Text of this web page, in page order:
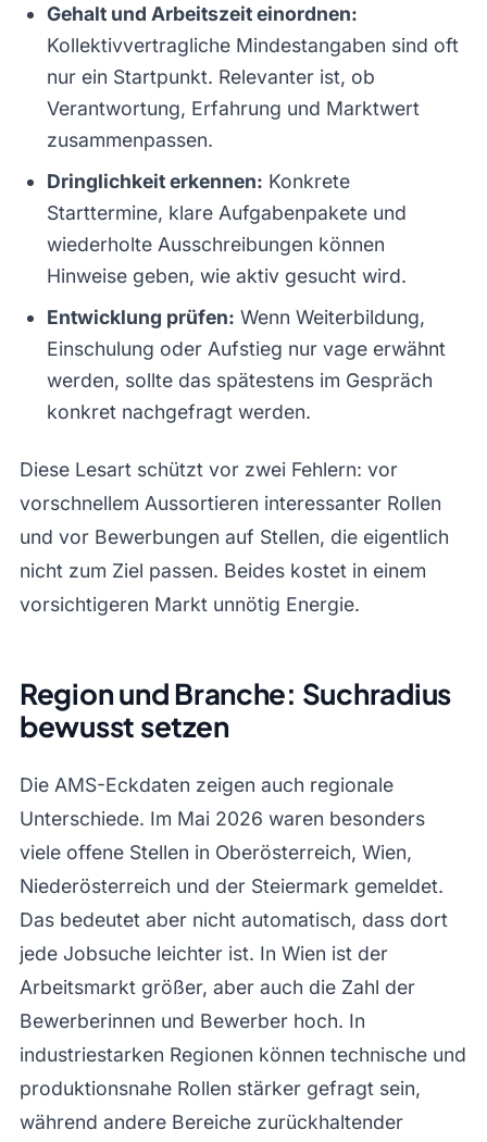
Gehalt und Arbeitszeit einordnen:
Kollektivvertragliche Mindestangaben sind oft
nur ein Startpunkt. Relevanter ist, ob
Verantwortung, Erfahrung und Marktwert
zusammenpassen.
Dringlichkeit erkennen: Konkrete
Starttermine, klare Aufgabenpakete und
wiederholte Ausschreibungen können
Hinweise geben, wie aktiv gesucht wird.
Entwicklung prüfen: Wenn Weiterbildung,
Einschulung oder Aufstieg nur vage erwähnt
werden, sollte das spätestens im Gespräch
konkret nachgefragt werden.
Diese Lesart schützt vor zwei Fehlern: vor
vorschnellem Aussortieren interessanter Rollen
und vor Bewerbungen auf Stellen, die eigentlich
nicht zum Ziel passen. Beides kostet in einem
vorsichtigeren Markt unnötig Energie.
Region und Branche: Suchradius
bewusst setzen
Die AMS-Eckdaten zeigen auch regionale
Unterschiede. Im Mai 2026 waren besonders
viele offene Stellen in Oberösterreich, Wien,
Niederösterreich und der Steiermark gemeldet.
Das bedeutet aber nicht automatisch, dass dort
jede Jobsuche leichter ist. In Wien ist der
Arbeitsmarkt größer, aber auch die Zahl der
Bewerberinnen und Bewerber hoch. In
industriestarken Regionen können technische und
produktionsnahe Rollen stärker gefragt sein,
während andere Bereiche zurückhaltender